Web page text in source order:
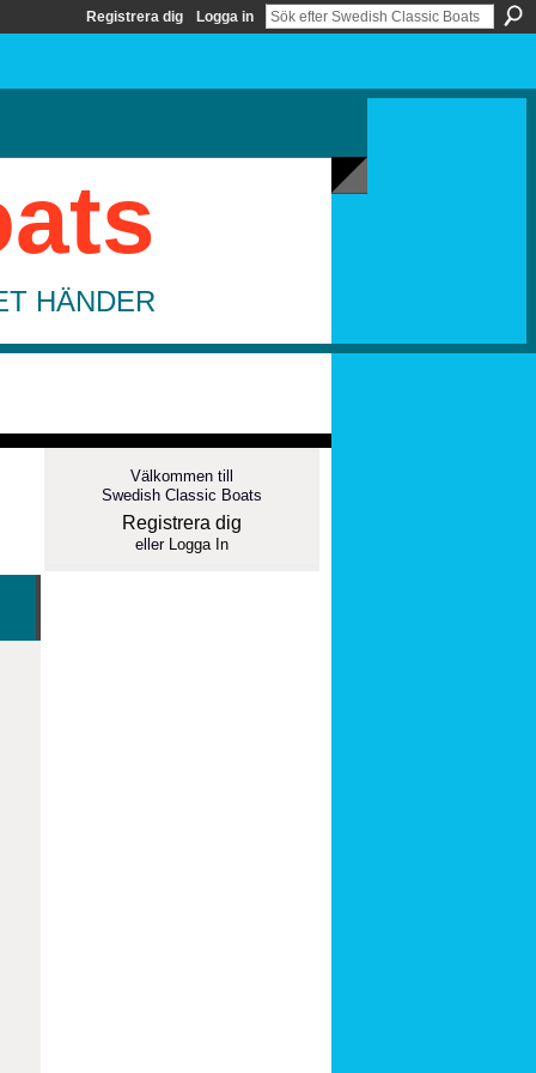
Registrera dig Logga in
HÄNDER
Välkommen till
Swedish Classic Boats
Registrera dig
eller Logga In